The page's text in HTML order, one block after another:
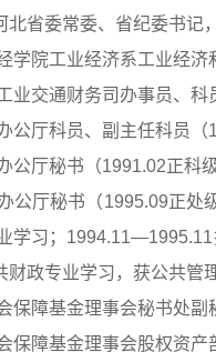
省委常委、省纪委书记
院工业经济系工业经济
交通财务司办事员、科
厅科员、副主任科员（
厅秘书（1991.02正科级
厅秘书（1995.09正处
学习；
政专业学习，获公共管
障基金理事会秘书处副
障基金理事会股权资产